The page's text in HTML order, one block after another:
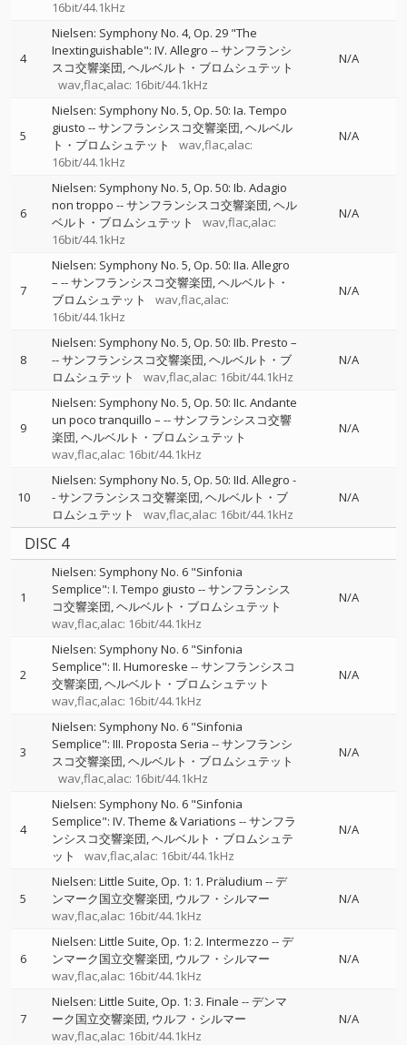
16bit/44.1kHz
4
Nielsen: Symphony No. 4, Op. 29 "The
Inextinguishable": IV. Allegro --サンフランシ
スコ交響楽団 ヘルベルト・ブロムシュテット
wav,flac,alac: 16bit/44.1kHz
N/A
5
Nielsen: Symphony No. 5, Op. 50: Ia. Tempo
giusto --サンフランシスコ交響楽団 ヘルベル
ト・ブロムシュテット
wav,flac,alac:
16bit/44.1kHz
N/A
6
Nielsen: Symphony No. 5, Op. 50: Ib. Adagio
non troppo --サンフランシスコ交響楽団 ヘル
ベルト・ブロムシュテット
wav,flac,alac:
16bit/44.1kHz
N/A
7
Nielsen: Symphony No. 5, Op. 50: IIa. Allegro
– --サンフランシスコ交響楽団 ヘルベルト・
ブロムシュテット
wav,flac,alac:
16bit/44.1kHz
N/A
8
Nielsen: Symphony No. 5, Op. 50: IIb. Presto –
--サンフランシスコ交響楽団 ヘルベルト・ブ
ロムシュテット
wav,flac,alac: 16bit/44.1kHz
N/A
9
Nielsen: Symphony No. 5, Op. 50: IIc. Andante
un poco tranquillo – --サンフランシスコ交響
楽団 ヘルベルト・ブロムシュテット
wav,flac,alac: 16bit/44.1kHz
N/A
10
Nielsen: Symphony No. 5, Op. 50: IId. Allegro -
-サンフランシスコ交響楽団 ヘルベルト・ブ
ロムシュテット
wav,flac,alac: 16bit/44.1kHz
N/A
DISC 4
1
Nielsen: Symphony No. 6 "Sinfonia
Semplice": I. Tempo giusto --サンフランシス
コ交響楽団 ヘルベルト・ブロムシュテット
wav,flac,alac: 16bit/44.1kHz
N/A
2
Nielsen: Symphony No. 6 "Sinfonia
Semplice": II. Humoreske --サンフランシスコ
交響楽団 ヘルベルト・ブロムシュテット
wav,flac,alac: 16bit/44.1kHz
N/A
3
Nielsen: Symphony No. 6 "Sinfonia
Semplice": III. Proposta Seria --サンフランシ
スコ交響楽団 ヘルベルト・ブロムシュテット
wav,flac,alac: 16bit/44.1kHz
N/A
4
Nielsen: Symphony No. 6 "Sinfonia
Semplice": IV. Theme & Variations --サンフラ
ンシスコ交響楽団 ヘルベルト・ブロムシュテ
ット
wav,flac,alac: 16bit/44.1kHz
N/A
5
Nielsen: Little Suite, Op. 1: 1. Präludium --デ
ンマーク国立交響楽団 ウルフ・シルマー
wav,flac,alac: 16bit/44.1kHz
N/A
6
Nielsen: Little Suite, Op. 1: 2. Intermezzo --デ
ンマーク国立交響楽団 ウルフ・シルマー
wav,flac,alac: 16bit/44.1kHz
N/A
7
Nielsen: Little Suite, Op. 1: 3. Finale --デンマ
ーク国立交響楽団 ウルフ・シルマー
wav,flac,alac: 16bit/44.1kHz
N/A